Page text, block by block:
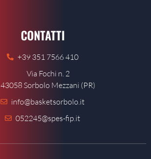
CONTATTI
+39 351 7566 410
Via Fochi n. 2
43058 Sorbolo Mezzani (PR)
info@basketsorbolo.it
052245@spes-fip.it